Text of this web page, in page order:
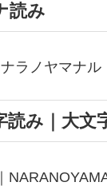
読み
ラノヤマナ
読み｜大文